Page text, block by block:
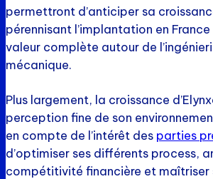
permettront d’anticiper sa
pérennisant l’implantation en France
valeur complète autour de
mécanique.
Plus largement, la croissance
perception fine de son
en compte de l’intérêt des parties
d’optimiser ses différents process,
compétitivité financière et maîtriser